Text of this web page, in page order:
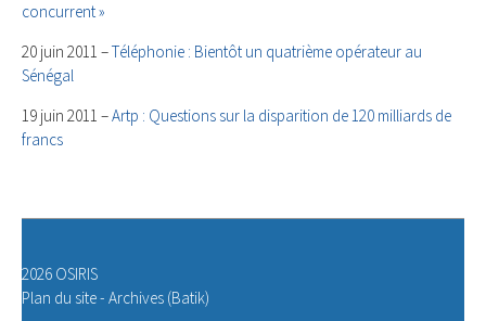
concurrent »
20 juin 2011 –Téléphonie : Bientôt un quatrième opérateur au
Sénégal
19 juin 2011 –Artp : Questions sur la disparition de 120 milliards de
francs
2026 OSIRIS
Plan du site- Archives (Batik)